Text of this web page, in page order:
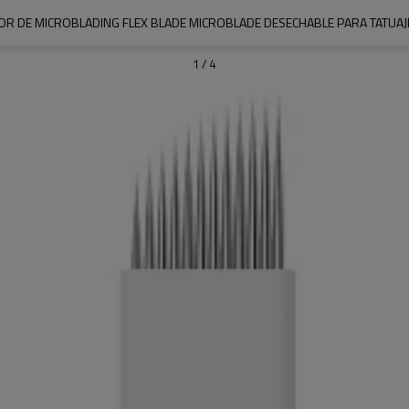
DE MICROBLADING FLEX BLADE MICROBLADE DESECHABLE PARA
1 / 4